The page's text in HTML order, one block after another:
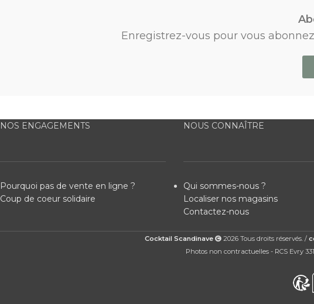
Enregistrez-vous pour vous
NOS ENGAGEMENTS
Pourquoi pas de vente en ligne ?
Coup de coeur solidaire
NOUS CONNAÎTRE
Qui sommes-nous ?
Localiser nos magasins
Contactez-nous
Cocktail Scandinave 2026 Tous droits réservés. /
Photos non contractuelles - RCS Evry